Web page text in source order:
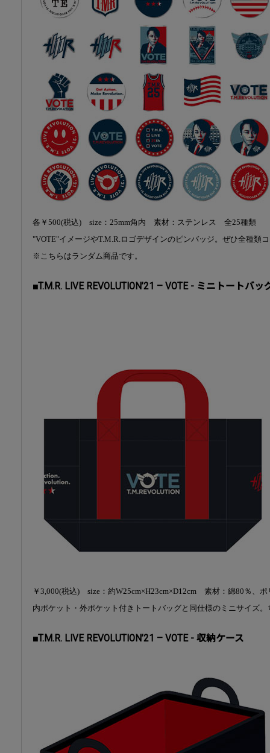
各￥500(税込) size：25mm角内 素材：ステンレス 全25種類
"VOTE"イメージやT.M.R.ロゴデザインのピンバッジ。ぜひ全種類
※こちらはランダム商品です。
■T.M.R. LIVE REVOLUTION’21 – VOTE - ミニトートバッ
￥3,000(税込) size：約W25cm×H23cm×D12cm 素材：綿80％、ポ
内ポケット・外ポケット付きトートバッグと同仕様のミニサイズ
■T.M.R. LIVE REVOLUTION’21 – VOTE - 収納ケース